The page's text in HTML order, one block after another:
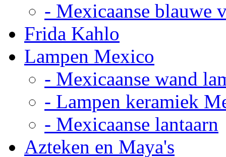
- Mexicaanse blauwe
Frida Kahlo
Lampen Mexico
- Mexicaanse wand
- Lampen keramiek
- Mexicaanse lantaarn
Azteken en Maya's